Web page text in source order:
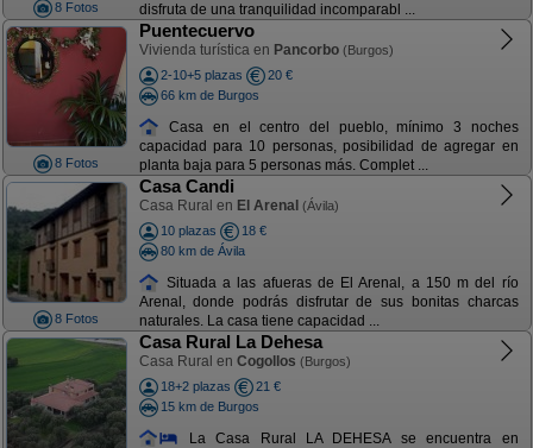
8 Fotos disfruta de una tranquilidad incomparabl ...
8 Fotos
Puentecuervo
Vivienda turística en Pancorbo (Burgos)
2-10+5 plazas
20 €
66 km de Burgos
Casa en el centro del pueblo, mínimo 3 noches
capacidad para 10 personas, posibilidad de agregar en
planta baja para 5 personas más. Complet ...
8 Fotos
Casa Candi
Casa Rural en El Arenal (Ávila)
10 plazas
18 €
80 km de Ávila
Situada a las afueras de El Arenal, a 150 m del río
Arenal, donde podrás disfrutar de sus bonitas charcas
naturales. La casa tiene capacidad ...
Casa Rural La Dehesa
Casa Rural en Cogollos (Burgos)
18+2 plazas
21 €
15 km de Burgos
La Casa Rural LA DEHESA se encuentra en